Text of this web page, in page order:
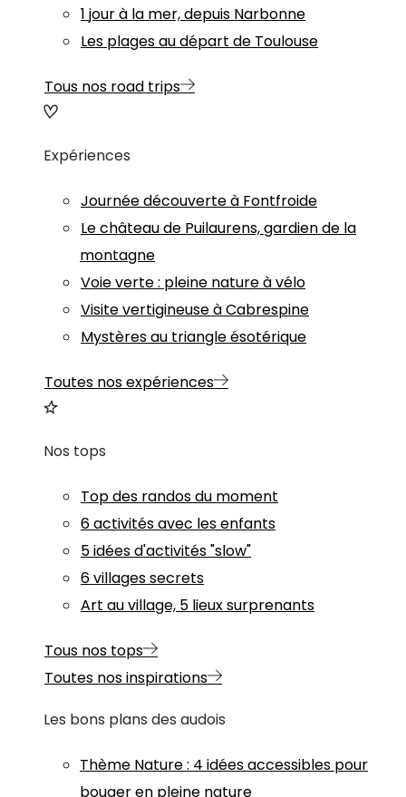
1 jour à la mer, depuis Narbonne
Les plages au départ de Toulouse
Tous nos road trips
Expériences
Journée découverte à Fontfroide
Le château de Puilaurens, gardien de la
montagne
Voie verte : pleine nature à vélo
Visite vertigineuse à Cabrespine
Mystères au triangle ésotérique
Toutes nos expériences
Nos tops
Top des randos du moment
6 activités avec les enfants
5 idées d'activités "slow"
6 villages secrets
Art au village, 5 lieux surprenants
Tous nos tops
Toutes nos inspirations
Les bons plans des audois
Thème Nature: 4 idées accessibles pour
bouger en pleine nature